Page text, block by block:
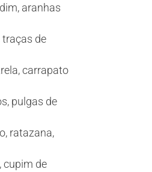
aranhas
traças de
carrapato
pulgas de
ratazana,
cupim de